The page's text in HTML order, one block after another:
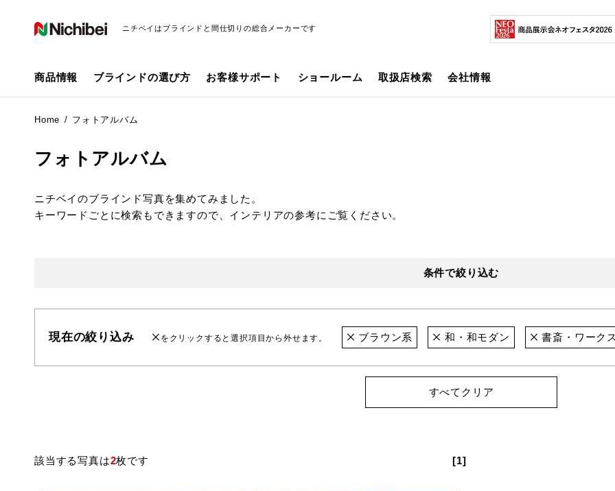
ニチベイはブラインドと間仕切りの総合メーカーです
商品情報 ブラインドの選び方 お客様サポート ショールーム 取扱店検索 会社情報
Home フォトアルバム
フォトアルバム
ニチベイのブラインド写真を集めてみました。
キーワードごとに検索もできますので、インテリアの参考にご覧ください。
条件で絞り込む
現在の絞り込み をクリックすると選択項目から外せます。 ブラウン系 和・和モダン 書斎・ワーク
すべてクリア
該当する写真は2枚です [1]